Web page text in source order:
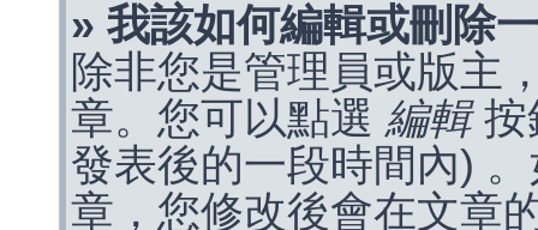
» 我該如何編輯或刪除
除非您是管理員或版主
章。您可以點選 編輯按
發表後的一段時間內)
章，您修改後會在文章